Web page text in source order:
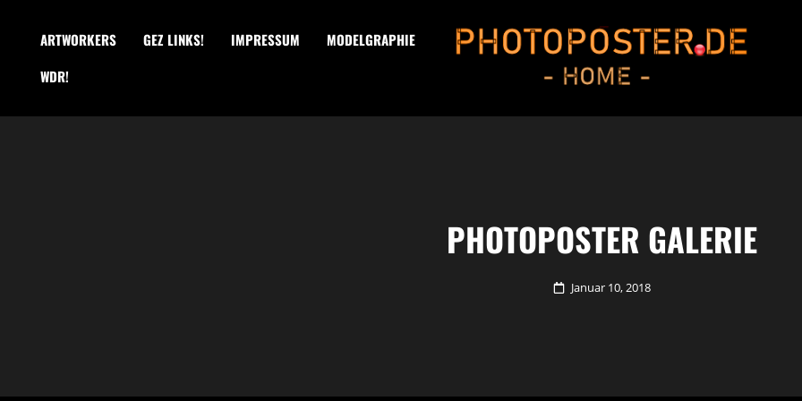
ARTWORKERS GEZ LINKS! IMPRESSUM
MODELGRAPHIE
WDR!
PHOTOPOSTER®.DE
Info-Kanal Und Fotoblog -> HOME
PHOTOPOSTER GALERIE
Posted
Januar 10, 2018